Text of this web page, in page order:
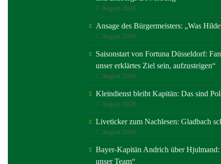
7. August 2026
Ansage des Bürgermeisters: „Was
7. August 2026
Saisonstart von Fortuna Düsseldorf:
unser erklärtes Ziel sein, aufzusteigen“
7. August 2026
Kleindienst bleibt Kapitän: Das sind
7. August 2026
Liveticker zum Nachlesen: Gladbach
7. August 2026
Bayer-Kapitän Andrich über
unser Team“